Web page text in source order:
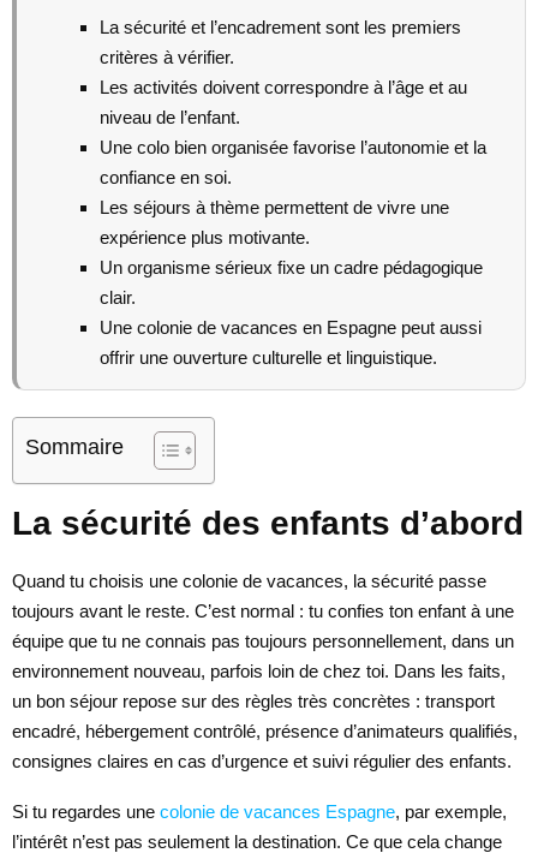
La sécurité et l’encadrement sont les premiers
critères à vérifier.
Les activités doivent correspondre à l’âge et au
niveau de l’enfant.
Une colo bien organisée favorise l’autonomie et la
confiance en soi.
Les séjours à thème permettent de vivre une
expérience plus motivante.
Un organisme sérieux fixe un cadre pédagogique
clair.
Une colonie de vacances en Espagne peut aussi
offrir une ouverture culturelle et linguistique.
Sommaire
La sécurité des enfants d’abord
Quand tu choisis une colonie de vacances, la sécurité passe
toujours avant le reste. C’est normal : tu confies ton enfant à une
équipe que tu ne connais pas toujours personnellement, dans un
environnement nouveau, parfois loin de chez toi. Dans les faits,
un bon séjour repose sur des règles très concrètes : transport
encadré, hébergement contrôlé, présence d’animateurs qualifiés,
consignes claires en cas d’urgence et suivi régulier des enfants.
Si tu regardes une colonie de vacances Espagne, par exemple,
l’intérêt n’est pas seulement la destination. Ce que cela change